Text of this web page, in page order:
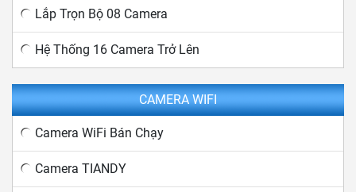
Lắp Trọn Bộ 08 Camera
Hệ Thống 16 Camera Trở Lên
CAMERA WIFI
Camera WiFi Bán Chạy
Camera TIANDY